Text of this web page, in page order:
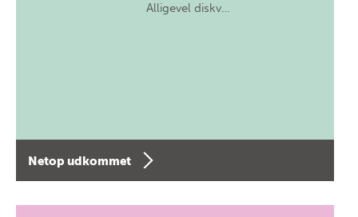
Alligevel diskv…
Netop udkommet